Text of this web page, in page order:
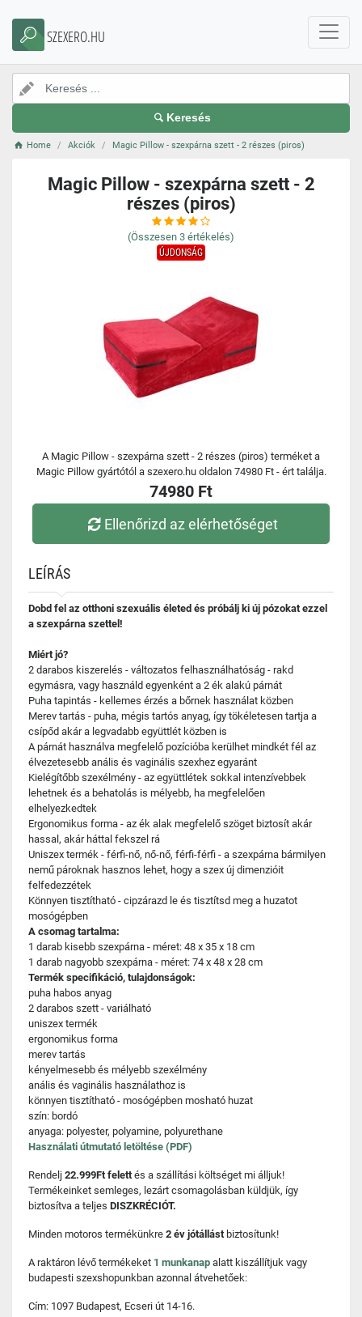
SZEXERO.HU
Keresés
Home Akciók Magic Pillow - szexpárna szett - 2 részes (piros)
Magic Pillow - szexpárna szett - 2
részes (piros)
(Összesen 3 értékelés)
ÚJDONSÁG
A Magic Pillow - szexpárna szett - 2 részes (piros) terméket a
Magic Pillow gyártótól a szexero.hu oldalon 74980 Ft - ért találja.
74980 Ft
Ellenőrizd az elérhetőséget
LEÍRÁS
Dobd fel az otthoni szexuális életed és próbálj ki új pózokat ezzel
a szexpárna szettel!
Miért jó?
2 darabos kiszerelés - változatos felhasználhatóság - rakd
egymásra, vagy használd egyenként a 2 ék alakú párnát
Puha tapintás - kellemes érzés a bőrnek használat közben
Merev tartás - puha, mégis tartós anyag, így tökéletesen tartja a
csípőd akár a legvadabb együttlét közben is
A párnát használva megfelelő pozícióba kerülhet mindkét fél az
élvezetesebb anális és vaginális szexhez egyaránt
Kielégítőbb szexélmény - az együttlétek sokkal intenzívebbek
lehetnek és a behatolás is mélyebb, ha megfelelően
elhelyezkedtek
Ergonomikus forma - az ék alak megfelelő szöget biztosít akár
hassal, akár háttal fekszel rá
Uniszex termék - férfi-nő, nő-nő, férfi-férfi - a szexpárna bármilyen
nemű pároknak hasznos lehet, hogy a szex új dimenzióit
felfedezzétek
Könnyen tisztítható - cipzárazd le és tisztítsd meg a huzatot
mosógépben
A csomag tartalma:
1 darab kisebb szexpárna - méret: 48 x 35 x 18 cm
1 darab nagyobb szexpárna - méret: 74 x 48 x 28 cm
Termék specifikáció, tulajdonságok:
puha habos anyag
2 darabos szett - variálható
uniszex termék
ergonomikus forma
merev tartás
kényelmesebb és mélyebb szexélmény
anális és vaginális használathoz is
könnyen tisztítható - mosógépben mosható huzat
szín: bordó
anyaga: polyester, polyamine, polyurethane
Használati útmutató letöltése (PDF)
Rendelj 22.999Ft felettés a szállítási költséget mi álljuk!
Termékeinket semleges, lezárt csomagolásban küldjük, így
biztosítva a teljes DISZKRÉCIÓT.
Minden motoros termékünkre 2 év jótállást biztosítunk!
A raktáron lévő termékeket 1 munkanap alatt kiszállítjuk vagy
budapesti szexshopunkban azonnal átvehetőek:
Cím: 1097 Budapest, Ecseri út 14-16.